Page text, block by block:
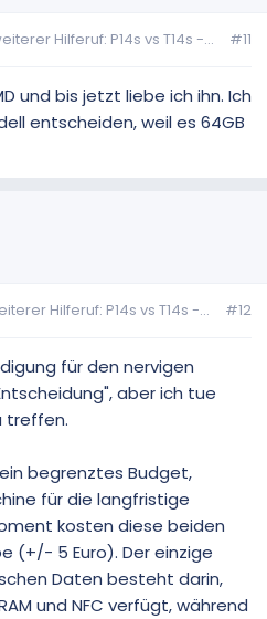
Hilferuf: P14s vs T14s -... #11
und bis jetzt liebe ich ihn. Ich
entscheiden, weil es 64GB
Hilferuf: P14s vs T14s -... #12
für den nervigen
aber ich tue
treffen.
begrenztes Budget,
für die langfristige
kosten diese beiden
(+/- 5 Euro). Der einzige
Daten besteht darin,
und NFC verfügt, während